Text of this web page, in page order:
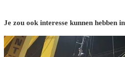
Je zou ook interesse kunnen hebben in